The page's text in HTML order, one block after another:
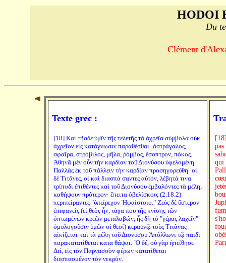
HODOI
Du
Clément
Texte grec :
[18] Καὶ τῆσδε ὑμῖν τῆς τελετῆς τὰ ἀχρεῖα σύμβολα οὐκ
ἀχρεῖον εἰς κατάγνωσιν παραθέσθαι· ἀστράγαλος,
σφαῖρα, στρόβιλος, μῆλα, ῥόμβος, ἔσοπτρον, πόκος.
Ἀθηνᾶ μὲν οὖν τὴν καρδίαν τοῦ Διονύσου ὑφελομένη
Παλλὰς ἐκ τοῦ πάλλειν τὴν καρδίαν προσηγορεύθη· οἱ
δὲ Τιτᾶνες, οἱ καὶ διασπά σαντες αὐτόν, λέβητά τινα
τρίποδι ἐπιθέντες καὶ τοῦ Διονύσου ἐμβαλόντες τὰ μέλη,
καθήψουν πρότερον· ἔπειτα ὀβελίσκοις (2.18.2)
περιπείραντες "ὑπείρεχον Ἡφαίστοιο." Ζεὺς δὲ ὕστερον
ἐπιφανείς (εἰ θεὸς ἦν, τάχα που τῆς κνίσης τῶν
ὀπτωμένων κρεῶν μεταλαβών, ἧς δὴ τὸ "γέρας λαχεῖν"
ὁμολογοῦσιν ὑμῶν οἱ θεοί) κεραυνῷ τοὺς Τιτᾶνας
αἰκίζεται καὶ τὰ μέλη τοῦ Διονύσου Ἀπόλλωνι τῷ παιδὶ
παρακατατίθεται κατα θάψαι. Ὃ δέ, οὐ γὰρ ἠπείθησε
Διί, εἰς τὸν Παρνασσὸν φέρων κατατίθεται
διεσπασμένον τὸν νεκρόν.
qui